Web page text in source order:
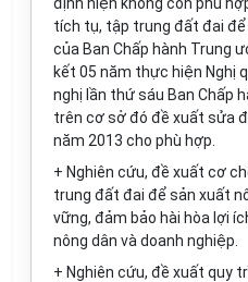
tích tụ, tập trung đất đai để
của Ban Chấp hành Trung
kết 05 năm thực hiện Nghị
nghị lần thứ sáu Ban Chấp
trên cơ sở đó đề xuất sửa
năm 2013 cho phù hợp.
+ Nghiên cứu, đề xuất cơ
trung đất đai để sản xuất
vững, đảm bảo hài hòa lợi
nông dân và doanh nghiệp.
+ Nghiên cứu, đề xuất quy